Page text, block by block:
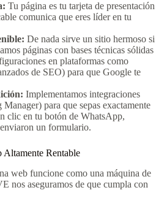
Tu página es tu tarjeta de presentación
comunica que eres líder en tu
De nada sirve un sitio hermoso si
páginas con bases técnicas sólidas
en plataformas como
de SEO) para que Google te
Implementamos integraciones
para que sepas exactamente
clic en tu botón de WhatsApp,
un formulario.
Altamente Rentable
web funcione como una máquina de
nos aseguramos de que cumpla con